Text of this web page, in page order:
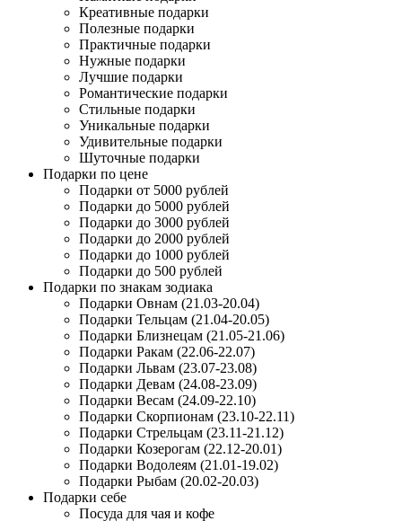
Креативные подарки
Полезные подарки
Практичные подарки
Нужные подарки
Лучшие подарки
Романтические подарки
Стильные подарки
Уникальные подарки
Удивительные подарки
Шуточные подарки
Подарки по цене
Подарки от 5000 рублей
Подарки до 5000 рублей
Подарки до 3000 рублей
Подарки до 2000 рублей
Подарки до 1000 рублей
Подарки до 500 рублей
Подарки по знакам зодиака
Подарки Овнам (21.03-20.04)
Подарки Тельцам (21.04-20.05)
Подарки Близнецам (21.05-21.06)
Подарки Ракам (22.06-22.07)
Подарки Львам (23.07-23.08)
Подарки Девам (24.08-23.09)
Подарки Весам (24.09-22.10)
Подарки Скорпионам (23.10-22.11)
Подарки Стрельцам (23.11-21.12)
Подарки Козерогам (22.12-20.01)
Подарки Водолеям (21.01-19.02)
Подарки Рыбам (20.02-20.03)
Подарки себе
Посуда для чая и кофе